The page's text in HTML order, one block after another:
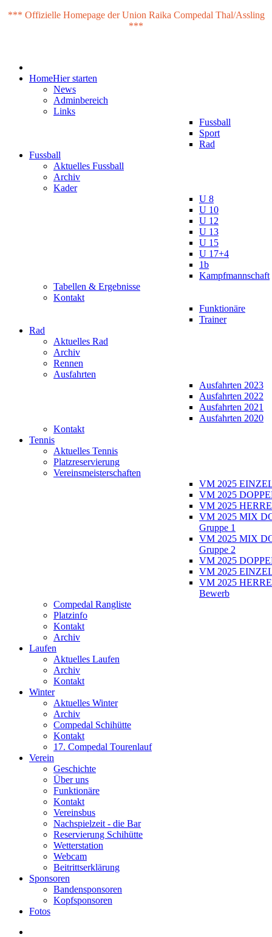
*** Offizielle Homepage der Union Raika Compedal Thal/Assling
***
HomeHier starten
News
Adminbereich
Links
Fussball
Sport
Rad
Fussball
Aktuelles Fussball
Archiv
Kader
U 8
U 10
U 12
U 13
U 15
U 17+4
1b
Kampfmannschaft
Tabellen & Ergebnisse
Kontakt
Funktionäre
Trainer
Rad
Aktuelles Rad
Archiv
Rennen
Ausfahrten
Ausfahrten 2023
Ausfahrten 2022
Ausfahrten 2021
Ausfahrten 2020
Kontakt
Tennis
Aktuelles Tennis
Platzreservierung
Vereinsmeisterschaften
VM 2025
VM 2025
VM 2025
VM 2025 MIX
Gruppe 1
VM 2025 MIX
Gruppe 2
VM 2025
VM 2025
VM 2025
Bewerb
Compedal Rangliste
Platzinfo
Kontakt
Archiv
Laufen
Aktuelles Laufen
Archiv
Kontakt
Winter
Aktuelles Winter
Archiv
Compedal Schihütte
Kontakt
17. Compedal Tourenlauf
Verein
Geschichte
Über uns
Funktionäre
Kontakt
Vereinsbus
Nachspielzeit - die Bar
Reservierung Schihütte
Wetterstation
Webcam
Beitrittserklärung
Sponsoren
Bandensponsoren
Kopfsponsoren
Fotos